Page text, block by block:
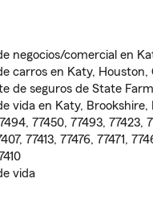
negocios/comercial en
carros en Katy,
de seguros de State
vida en Katy,
77450, 77493, 77423,
77413, 77476, 77471,
vida